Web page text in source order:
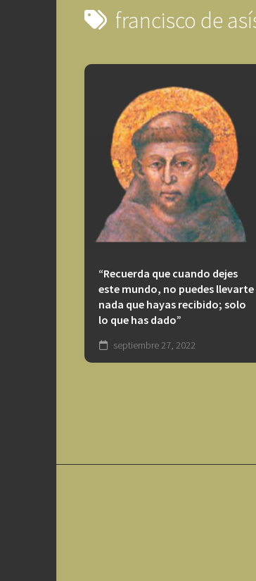
francisco de
“Recuerda que cuando dejes
este mundo, no puedes llevarte
nada que hayas recibido; solo
lo que has dado”
septiembre 27, 2022